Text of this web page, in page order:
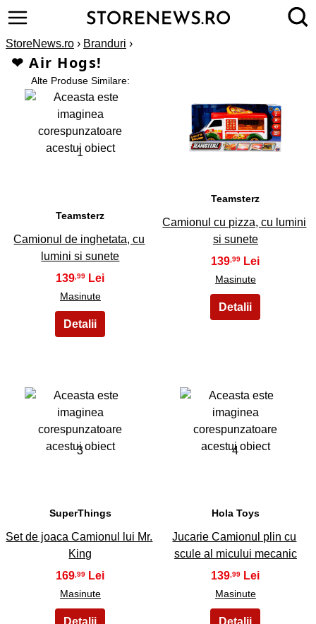
StoreNews.ro › Branduri ›
❤ Air Hogs!
Alte Produse Similare:
1
Teamsterz
Camionul de inghetata, cu
lumini si sunete
139,99
Masinute
2
Teamsterz
Camionul cu pizza, cu lumini
si sunete
139,99
Masinute
3
SuperThings
Set de joaca Camionul lui Mr.
King
169 ,99
Masinute
4
Hola Toys
Jucarie Camionul plin cu
scule al micului mecanic
139 ,99
Masinute